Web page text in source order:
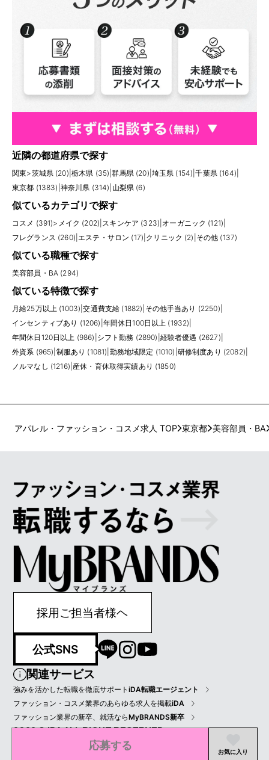
応募する お気に入り
近隣の都道府県で探す
関東>茨城県 (20) 栃木県 (35) |群馬県 (20) 埼玉県 (154) |千葉県 (164)
東京都 (1383) 神奈川県 (314) 山梨県 (6)
似ているカテゴリで探す
コスメ (391)> メイク (202) スキンケア (323) オーガニック (121)
フレグランス (260) |エステ・サロン (17) クリニック (2) その他 (137)
似ている職種で探す
美容部員・BA (294)
似ている特徴で探す
月給25万以上 (1003) |交通費支給 (1882) その他手当あり (2250)
インセンティブあり (1206) 年間休日100日以上 (1932)
年間休日120日以上 (986) シフト勤務 (2890) 経験者優遇 (2627)
外資系 (965) 制服あり (1081) 勤務地域限定 (1010) 研修制度あり (2082)
ノルマなし (1216) 産休・育休取得実績あり (1850)
アパレル・ファッション・コスメ求人 TOP 東京都 美容部員・BA
採用ご担当者様ヘ
公式SNS
関連サービス
強みを活かした転職を徹底サポートiDA転職エージェント
ファッション・コスメ業界のあらゆる求人を掲載iDA
ファッション業界の新卒、就活ならMyBRANDS新卒
2022 © IDA ALL RIGHT RESERVED.
プライバシーポリシー会員規約